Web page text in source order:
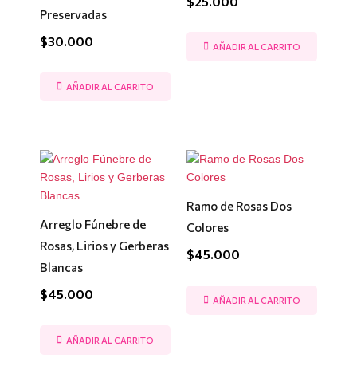
Preservadas
$30.000
AÑADIR AL CARRITO
AÑADIR AL CARRITO
Arreglo Fúnebre de
Rosas, Lirios y Gerberas
Blancas
$45.000
AÑADIR AL CARRITO
Ramo de Rosas Dos
Colores
$45.000
AÑADIR AL CARRITO